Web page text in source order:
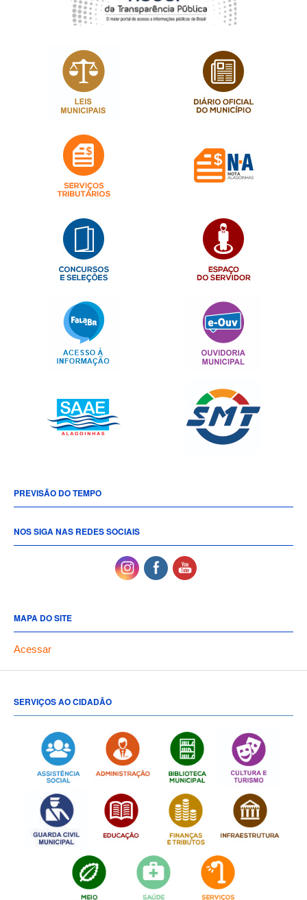
PREVISÃO DO TEMPO
NOS SIGA NAS REDES SOCIAIS
MAPA DO SITE
Acessar
SERVIÇOS AO CIDADÃO